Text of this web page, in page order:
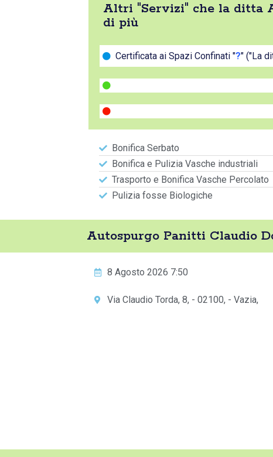
Altri "Servizi" che la ditta
di più
Certificata ai Spazi Confinati "?" ("La
Bonifica Serbato
Bonifica e Pulizia Vasche industriali
Trasporto e Bonifica Vasche Percolato
Pulizia fosse Biologiche
Autospurgo Panitti Claudio
8 Agosto 2026 7:50
Via Claudio Torda, 8, - 02100, - Vazia,